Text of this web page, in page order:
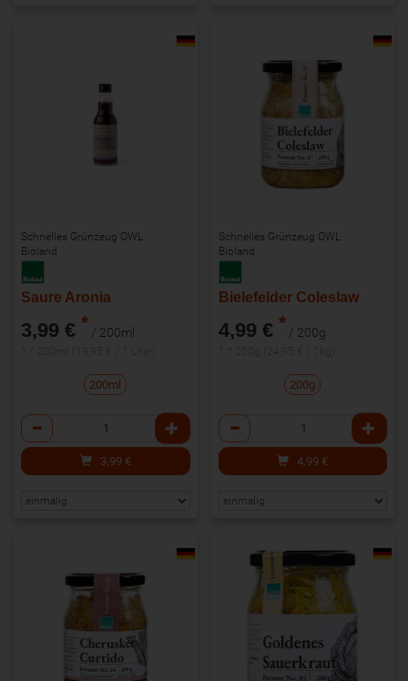
Schnelles Grünzeug OWL
Bioland
Saure Aronia
3,99 € * / 200ml
200ml
Anzahl
3,99 €
Schnelles Grünzeug OWL
Bioland
Bielefelder Coleslaw
4,99 € * / 200g
200g
Anzahl
4,99 €